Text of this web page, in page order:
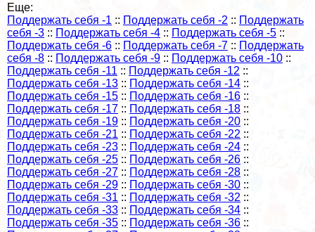
Еще:
Поддержать себя -1 :: Поддержать себя -2 :: Поддержать
себя -3 :: Поддержать себя -4 :: Поддержать себя -5 ::
Поддержать себя -6 :: Поддержать себя -7 :: Поддержать
себя -8 :: Поддержать себя -9 :: Поддержать себя -10 ::
Поддержать себя -11 :: Поддержать себя -12 ::
Поддержать себя -13 :: Поддержать себя -14 ::
Поддержать себя -15 :: Поддержать себя -16 ::
Поддержать себя -17 :: Поддержать себя -18 ::
Поддержать себя -19 :: Поддержать себя -20 ::
Поддержать себя -21 :: Поддержать себя -22 ::
Поддержать себя -23 :: Поддержать себя -24 ::
Поддержать себя -25 :: Поддержать себя -26 ::
Поддержать себя -27 :: Поддержать себя -28 ::
Поддержать себя -29 :: Поддержать себя -30 ::
Поддержать себя -31 :: Поддержать себя -32 ::
Поддержать себя -33 :: Поддержать себя -34 ::
Поддержать себя -35 :: Поддержать себя -36 ::